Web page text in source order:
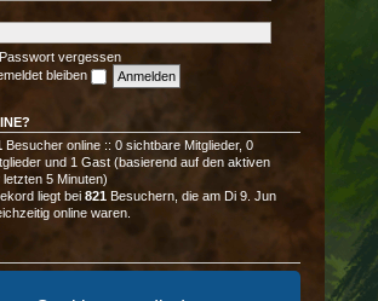
vergessen
bleiben
Besucher online :: 0 sichtbare Mitglieder, 0
und 1 Gast (basierend auf den aktiven
5 Minuten)
liegt bei 821 Besuchern, die am Di 9. Jun
online waren.
11787• Themen insgesamt1182• Mitglieder